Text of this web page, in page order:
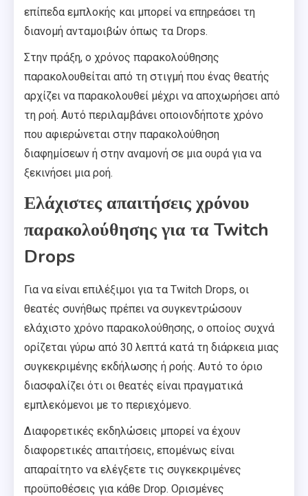
επίπεδα εμπλοκής και μπορεί να επηρεάσει τη
διανομή ανταμοιβών όπως τα Drops.
Στην πράξη, ο χρόνος παρακολούθησης
παρακολουθείται από τη στιγμή που ένας θεατής
αρχίζει να παρακολουθεί μέχρι να αποχωρήσει από
τη ροή. Αυτό περιλαμβάνει οποιονδήποτε χρόνο
που αφιερώνεται στην παρακολούθηση
διαφημίσεων ή στην αναμονή σε μια ουρά για να
ξεκινήσει μια ροή.
Ελάχιστες απαιτήσεις χρόνου
παρακολούθησης για τα Twitch
Drops
Για να είναι επιλέξιμοι για τα Twitch Drops, οι
θεατές συνήθως πρέπει να συγκεντρώσουν
ελάχιστο χρόνο παρακολούθησης, ο οποίος συχνά
ορίζεται γύρω από 30 λεπτά κατά τη διάρκεια μιας
συγκεκριμένης εκδήλωσης ή ροής. Αυτό το όριο
διασφαλίζει ότι οι θεατές είναι πραγματικά
εμπλεκόμενοι με το περιεχόμενο.
Διαφορετικές εκδηλώσεις μπορεί να έχουν
διαφορετικές απαιτήσεις, επομένως είναι
απαραίτητο να ελέγξετε τις συγκεκριμένες
προϋποθέσεις για κάθε Drop. Ορισμένες